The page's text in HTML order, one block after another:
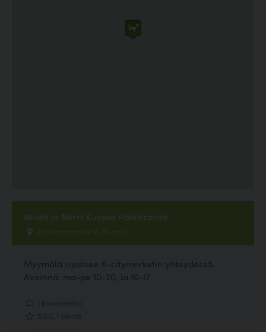
Musti ja Mirri Kuopio Päiväranta
Päivärannantie 18, Kuopio
Myymälä sijaitsee K-citymarketin yhteydessä.
Avoinna: ma-pe 10-20, la 10-17.